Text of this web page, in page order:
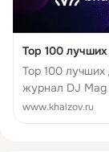
Top 100
Top 100
журнал DJ Mag
диджеев мира в
www.khalzov.ru